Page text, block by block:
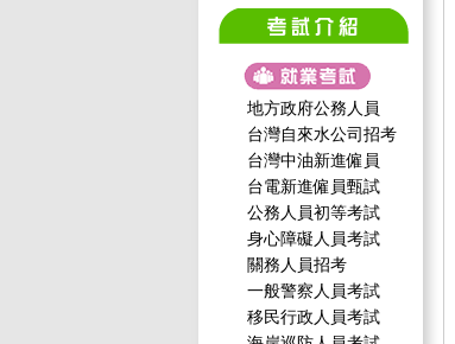
地方政府公務人員
台灣自來水公司招考
台灣中油新進僱員
台電新進僱員甄試
公務人員初等考試
身心障礙人員考試
關務人員招考
一般警察人員考試
移民行政人員考試